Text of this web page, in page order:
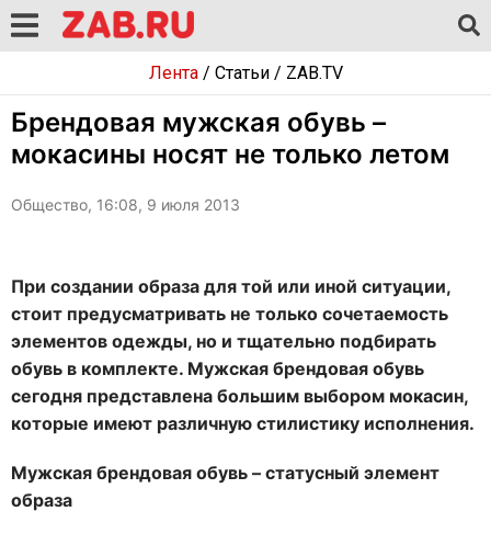
Лента/ Статьи/ ZAB.TV
Брендовая мужская обувь –
мокасины носят не только летом
Общество, 16:08, 9 июля 2013
При создании образа для той или иной ситуации,
стоит предусматривать не только сочетаемость
элементов одежды, но и тщательно подбирать
обувь в комплекте. Мужская брендовая обувь
сегодня представлена большим выбором мокасин,
которые имеют различную стилистику исполнения.
Мужская брендовая обувь – статусный элемент
образа